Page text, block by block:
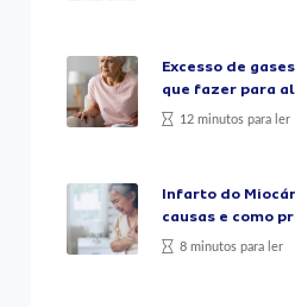
Excesso de
que fazer para
12 minutos para ler
Infarto do
causas e como
8 minutos para ler